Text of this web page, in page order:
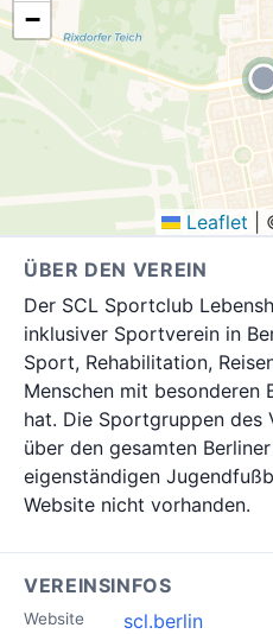
−
Leaflet
ÜBER DEN VEREIN
Der SCL Sportclub
inklusiver Sportverein in
Sport, Rehabilitation,
Menschen mit besonderen
hat. Die Sportgruppen des
über den gesamten
eigenständigen
Website nicht vorhanden.
VEREINSINFOS
Website scl.berlin